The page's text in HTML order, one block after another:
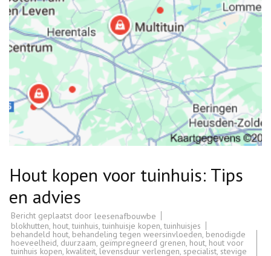
Hout kopen voor tuinhuis: Tips
en advies
Bericht geplaatst door leesenafbouwbe
blokhutten, hout,tuinhuis,tuinhuisje kopen,tuinhuisjes
behandeld hout, behandeling tegen weersinvloeden, benodigde
hoeveelheid, duurzaam, geïmpregneerd grenen, hout, hout voor
tuinhuis kopen, kwaliteit, levensduur verlengen, specialist, stevige